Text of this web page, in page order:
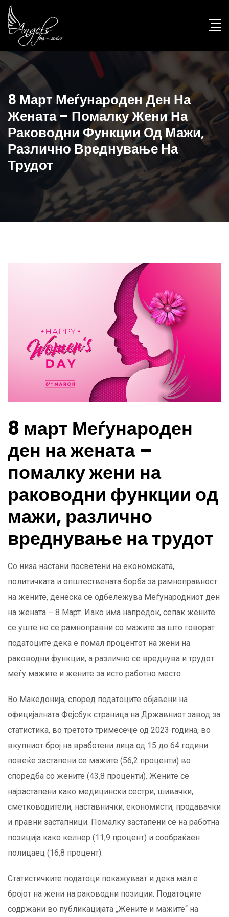
8 Март Меѓународен Ден На
Жената – Помалку Жени На
Раководни Функции Од Мажи,
Различно Вреднување На
Трудот
8 март Меѓународен
ден на жената –
помалку жени на
раководни функции од
мажи, различно
вреднување на трудот
Со низа настани посветени на економската,
политичката и општествената борба за рамноправност
на жените, денеска се одбележува Меѓународниот ден
на жената – 8 Март. Иако има напредок, сепак жените
се уште не се рамноправни со мажите за што говорат
податоците дека е помал процентот на жени на
раководни функции, а различно се вреднува и трудот
меѓу мажите и жените за исто работно место.
Во Македонија, според податоците објавени на
официјалната Фејсбук страница на Државниот завод за
статистика, во третото тримесечје од 2023 година, во
вкупниот број на вработени лица од 15 до 64 години
повеќе застапени се мажите (56,2 проценти) во
споредба со жените (43,8 проценти). Жените се
најзастапени како медицински сестри, шивачки,
сметководители, наставнички, економисти, продавачки
и правни застапници. Помалку застапени се на работна
позиција како келнер (11,9 процент) и сообраќаен
полицаец (16,8 процент).
Статистичките податоци покажуваат и дека мал е
бројот на жени на раководни позиции. Податоците
содржани во публикацијата „Жените и мажите“ на